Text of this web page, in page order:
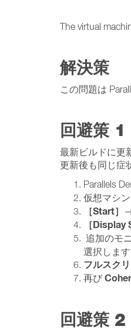
The virtual
解決策
この問題は
回避策 1
最新ビルドに更
更新後も同じ症
Parallels
仮想マシ
［Start］
［Display
追加のモ
選択します
フルスク
再び
回避策 2